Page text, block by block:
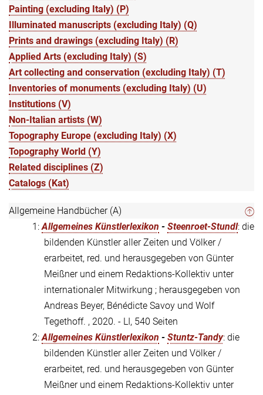
Painting (excluding Italy) (P)
Illuminated manuscripts (excluding Italy) (Q)
Prints and drawings (excluding Italy) (R)
Applied Arts (excluding Italy) (S)
Art collecting and conservation (excluding Italy) (T)
Inventories of monuments (excluding Italy) (U)
Institutions (V)
Non-Italian artists (W)
Topography Europe (excluding Italy) (X)
Topography World (Y)
Related disciplines (Z)
Catalogs (Kat)
Allgemeine Handbücher (A)
1:Allgemeines Künstlerlexikon - Steenroet-Stundl: die
bildenden Künstler aller Zeiten und Völker /
erarbeitet, red. und herausgegeben von Günter
Meißner und einem Redaktions-Kollektiv unter
internationaler Mitwirkung ; herausgegeben von
Andreas Beyer, Bénédicte Savoy und Wolf
Tegethoff. , 2020. - LI, 540 Seiten
2:Allgemeines Künstlerlexikon - Stuntz-Tandy: die
bildenden Künstler aller Zeiten und Völker /
erarbeitet, red. und herausgegeben von Günter
Meißner und einem Redaktions-Kollektiv unter